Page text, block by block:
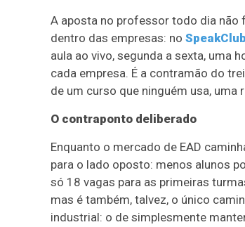
A aposta no professor todo dia não
dentro das empresas: no
aula ao vivo, segunda a sexta, uma
cada empresa. É a contramão do
de um curso que ninguém usa,
O contraponto deliberado
Enquanto o mercado de EAD
para o lado oposto: menos alunos
só 18 vagas para as primeiras
mas é também, talvez, o único
industrial: o de simplesmente